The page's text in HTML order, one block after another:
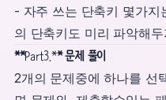
- 자주 쓰는 단축키 몇가지
의 단축키도 미리 파악해
**Part3.** 문제 풀이
2개의 문제중에 하나를 선